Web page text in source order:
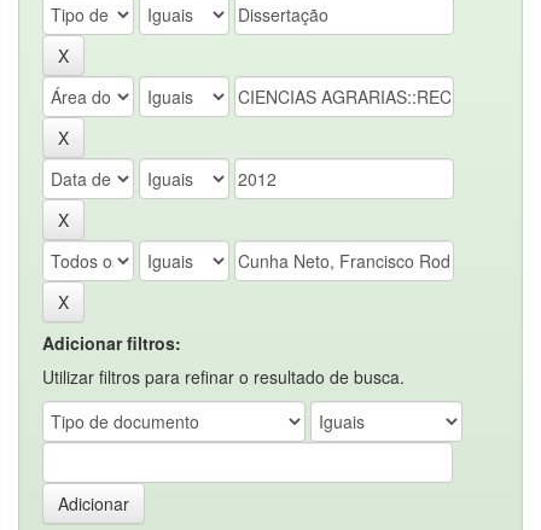
Adicionar filtros:
Utilizar filtros para refinar o resultado de busca.